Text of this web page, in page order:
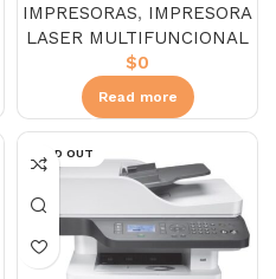
MFC-L2750DW
IMPRESORAS, IMPRESORA
LASER MULTIFUNCIONAL
$0
Read more
SOLD OUT